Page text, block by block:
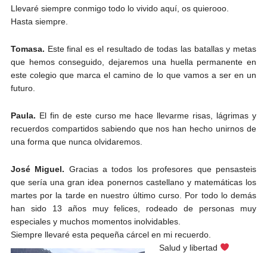
Llevaré siempre conmigo todo lo vivido aquí, os quierooo.
Hasta siempre.
Tomasa. Este final es el resultado de todas las batallas y metas
que hemos conseguido, dejaremos una huella permanente en
este colegio que marca el camino de lo que vamos a ser en un
futuro.
Paula. El fin de este curso me hace llevarme risas, lágrimas y
recuerdos compartidos sabiendo que nos han hecho unirnos de
una forma que nunca olvidaremos.
José Miguel. Gracias a todos los profesores que pensasteis
que sería una gran idea ponernos castellano y matemáticas los
martes por la tarde en nuestro último curso. Por todo lo demás
han sido 13 años muy felices, rodeado de personas muy
especiales y muchos momentos inolvidables.
Siempre llevaré esta pequeña cárcel en mi recuerdo. ️
Salud y libertad